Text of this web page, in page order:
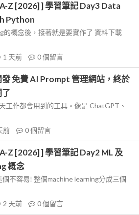
Z [2026] ] 學習筆記 Day3 Data
Python
的概念後，接著就是要實作了 資料下載
1 天前 0個留言
發 免費 AI Prompt 管理網站，終於
工作都會用到的工具。像是 ChatGPT、
前 0個留言
Z [2026] ] 學習筆記 Day2 ML 及
概念
不容易! 整個machine learning分成三個
2 天前 0個留言